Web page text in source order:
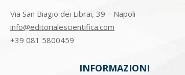
Via San Biagio dei Librai, 39 – Napoli
info@editorialescientifica.com
+39 081 5800459
INFORMAZIONI